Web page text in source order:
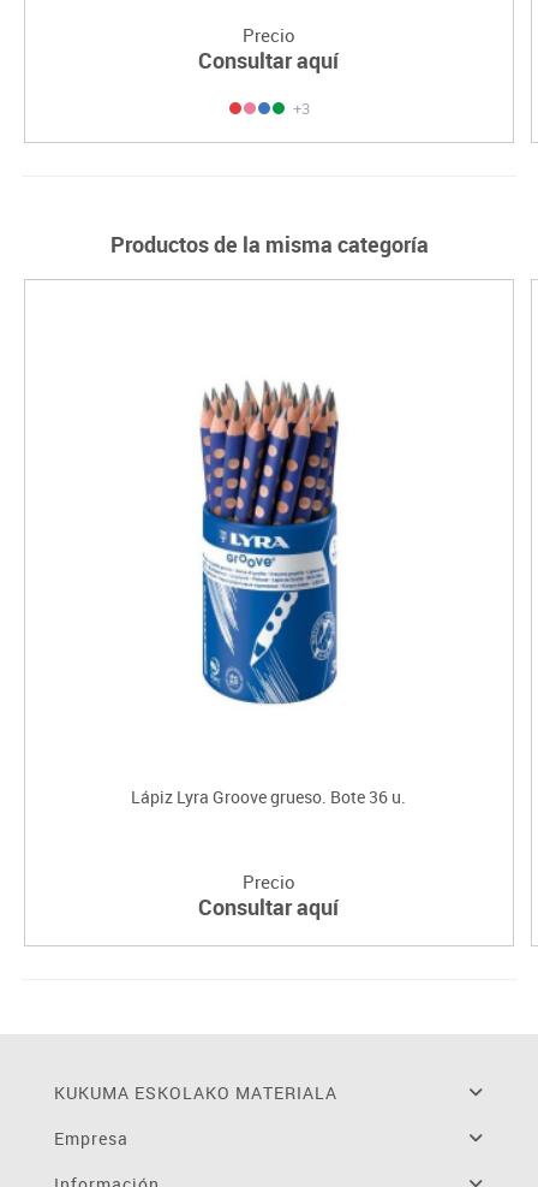
Precio
Consultar aquí
+3
Productos de la misma categoría
Lápiz Lyra Groove grueso. Bote 36 u.
Precio
Consultar aquí
KUKUMA ESKOLAKO MATERIALA
Empresa